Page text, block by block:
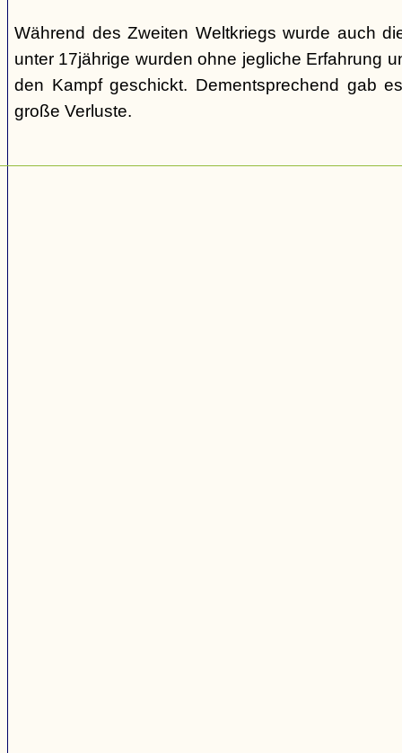
Während des Zweiten Weltkriegs wurde auch
unter 17jährige wurden ohne jegliche Erfahrung
den Kampf geschickt. Dementsprechend gab
große Verluste.